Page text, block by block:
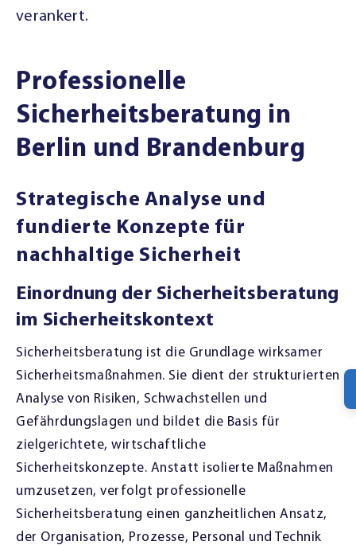
verankert.
Professionelle
Sicherheitsberatung in
Berlin und Brandenburg
Strategische Analyse und
fundierte Konzepte für
nachhaltige Sicherheit
Einordnung der Sicherheitsberatung
im Sicherheitskontext
Sicherheitsberatung ist die Grundlage wirksamer
Sicherheitsmaßnahmen. Sie dient der strukturierten
Analyse von Risiken, Schwachstellen und
Gefährdungslagen und bildet die Basis für
zielgerichtete, wirtschaftliche
Sicherheitskonzepte. Anstatt isolierte Maßnahmen
umzusetzen, verfolgt professionelle
Sicherheitsberatung einen ganzheitlichen Ansatz,
der Organisation, Prozesse, Personal und Technik